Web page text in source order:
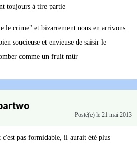
toujours à tire partie
le crime" et bizarrement nous en arrivons
soucieuse et envieuse de saisir le
comme un fruit mûr
Posté(e) le 21 mai 2013
pas formidable, il aurait été plus